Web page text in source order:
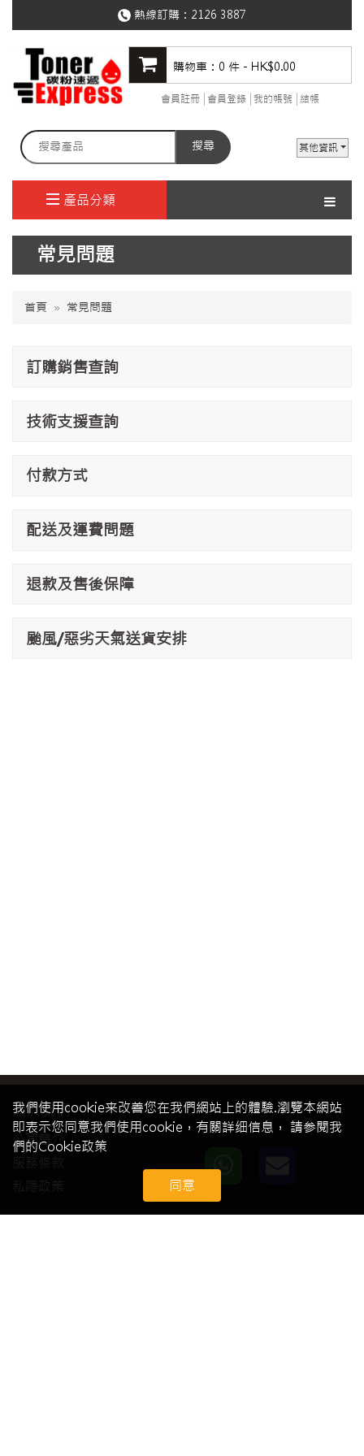
熱線訂購： 2126 3887
購物車：0 件 - HK$0.00
會員註冊 會員登錄 我的帳號 結帳
搜尋 其他資訊
產品分類
常見問題
首頁 常見問題
訂購銷售查詢
技術支援查詢
付款方式
配送及運費問題
退款及售後保障
颱風/惡劣天氣送貨安排
關於我們
公司簡介
我們使用cookie来改善您在我們網站上的體驗.瀏覽本網站
即表示您同意我們使用cookie，有關詳细信息， 請参閱我
們的Cookie政策
同意